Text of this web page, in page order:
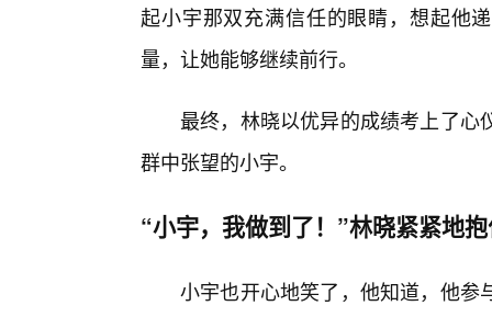
起小宇那双充满信任的眼睛，想起他
量，让她能够继续前行。
最终，林晓以优异的成绩考上了心
群中张望的小宇。
“小宇，我做到了！”林晓紧紧地
小宇也开心地笑了，他知道，他参